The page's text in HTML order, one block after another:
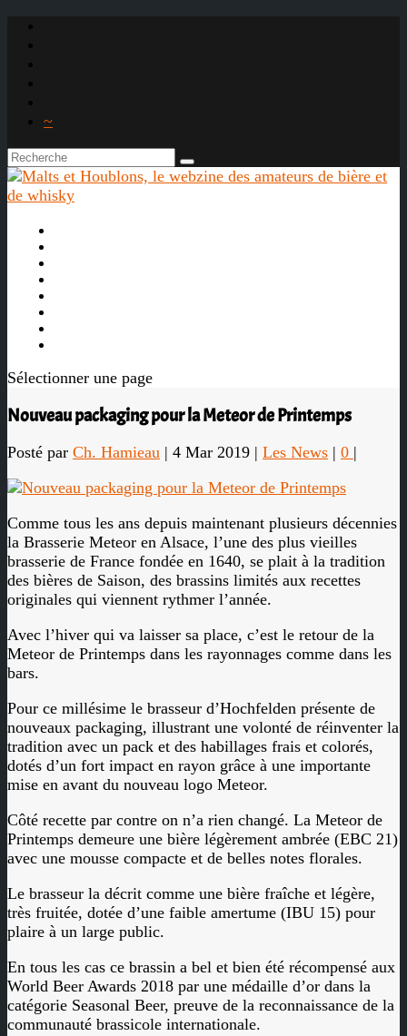
~
Sélectionner une page
Nouveau packaging pour la Meteor de Printemps
Posté par Ch. Hamieau | 4 Mar 2019 | Les News | 0 |
Comme tous les ans depuis maintenant plusieurs décennies
la Brasserie Meteor en Alsace, l’une des plus vieilles
brasserie de France fondée en 1640, se plait à la tradition
des bières de Saison, des brassins limités aux recettes
originales qui viennent rythmer l’année.
Avec l’hiver qui va laisser sa place, c’est le retour de la
Meteor de Printemps dans les rayonnages comme dans les
bars.
Pour ce millésime le brasseur d’Hochfelden présente de
nouveaux packaging, illustrant une volonté de réinventer la
tradition avec un pack et des habillages frais et colorés,
dotés d’un fort impact en rayon grâce à une importante
mise en avant du nouveau logo Meteor.
Côté recette par contre on n’a rien changé. La Meteor de
Printemps demeure une bière légèrement ambrée (EBC 21)
avec une mousse compacte et de belles notes florales.
Le brasseur la décrit comme une bière fraîche et légère,
très fruitée, dotée d’une faible amertume (IBU 15) pour
plaire à un large public.
En tous les cas ce brassin a bel et bien été récompensé aux
World Beer Awards 2018 par une médaille d’or dans la
catégorie Seasonal Beer, preuve de la reconnaissance de la
communauté brassicole internationale.